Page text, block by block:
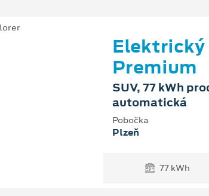
Elektrický
Premium
SUV, 77 kWh
automatická
Pobočka
Plzeň
77 kWh